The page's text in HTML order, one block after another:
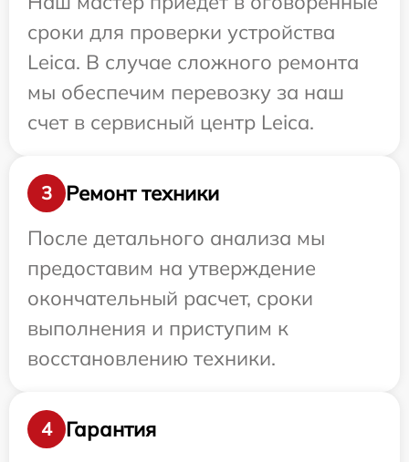
сроки для проверки устройства
Leica. В случае сложного ремонта
мы обеспечим перевозку за наш
счет в сервисный центр Leica.
3
Ремонт техники
После детального анализа мы
предоставим на утверждение
окончательный расчет, сроки
выполнения и приступим к
восстановлению техники.
4
Гарантия